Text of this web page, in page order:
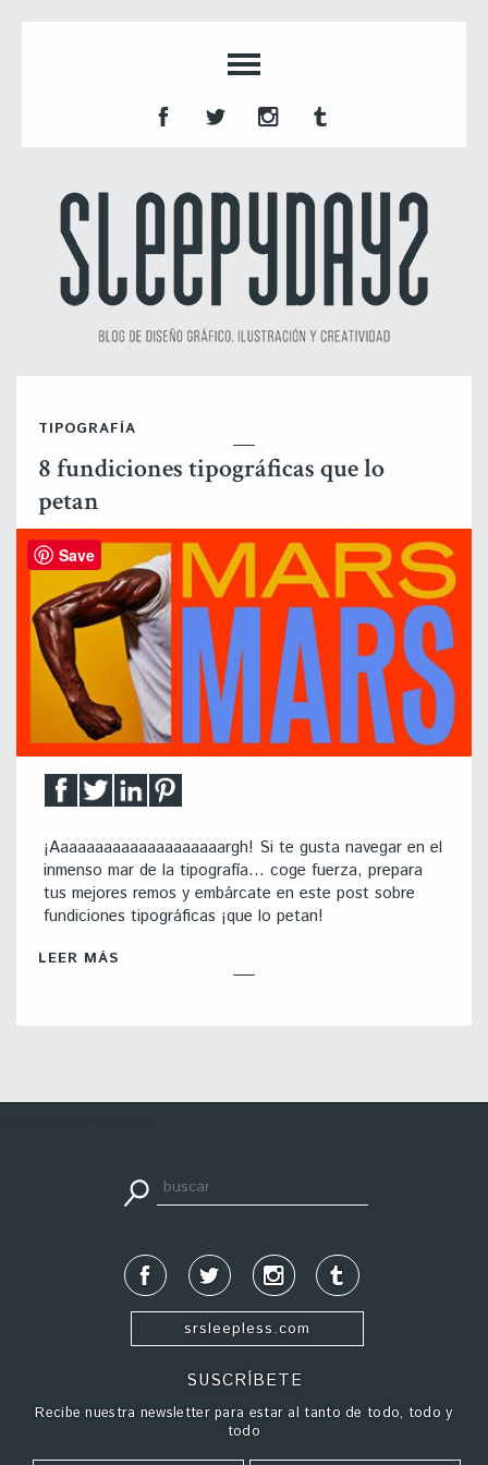
TIPOGRAFÍA
8 fundiciones tipográficas que lo
petan
¡Aaaaaaaaaaaaaaaaaaaargh! Si te gusta navegar en el
inmenso mar de la tipografía… coge fuerza, prepara
tus mejores remos y embárcate en este post sobre
fundiciones tipográficas ¡que lo petan!
LEER MÁS
srsleepless.com
SUSCRÍBETE
Recibe nuestra newsletter para estar al tanto de todo, todo y
todo
Save